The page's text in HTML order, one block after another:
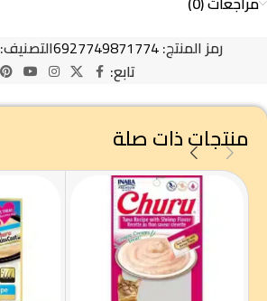
رمز المنتج:6927749871774التصنيف:
تابع:
منتجات ذات صلة